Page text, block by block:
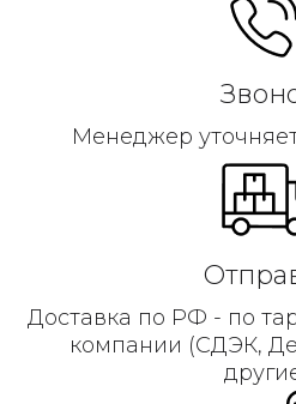
Менеджер
Доставка по РФ - по
компании (СДЭК,